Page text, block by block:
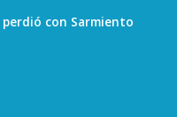
con Sarmiento